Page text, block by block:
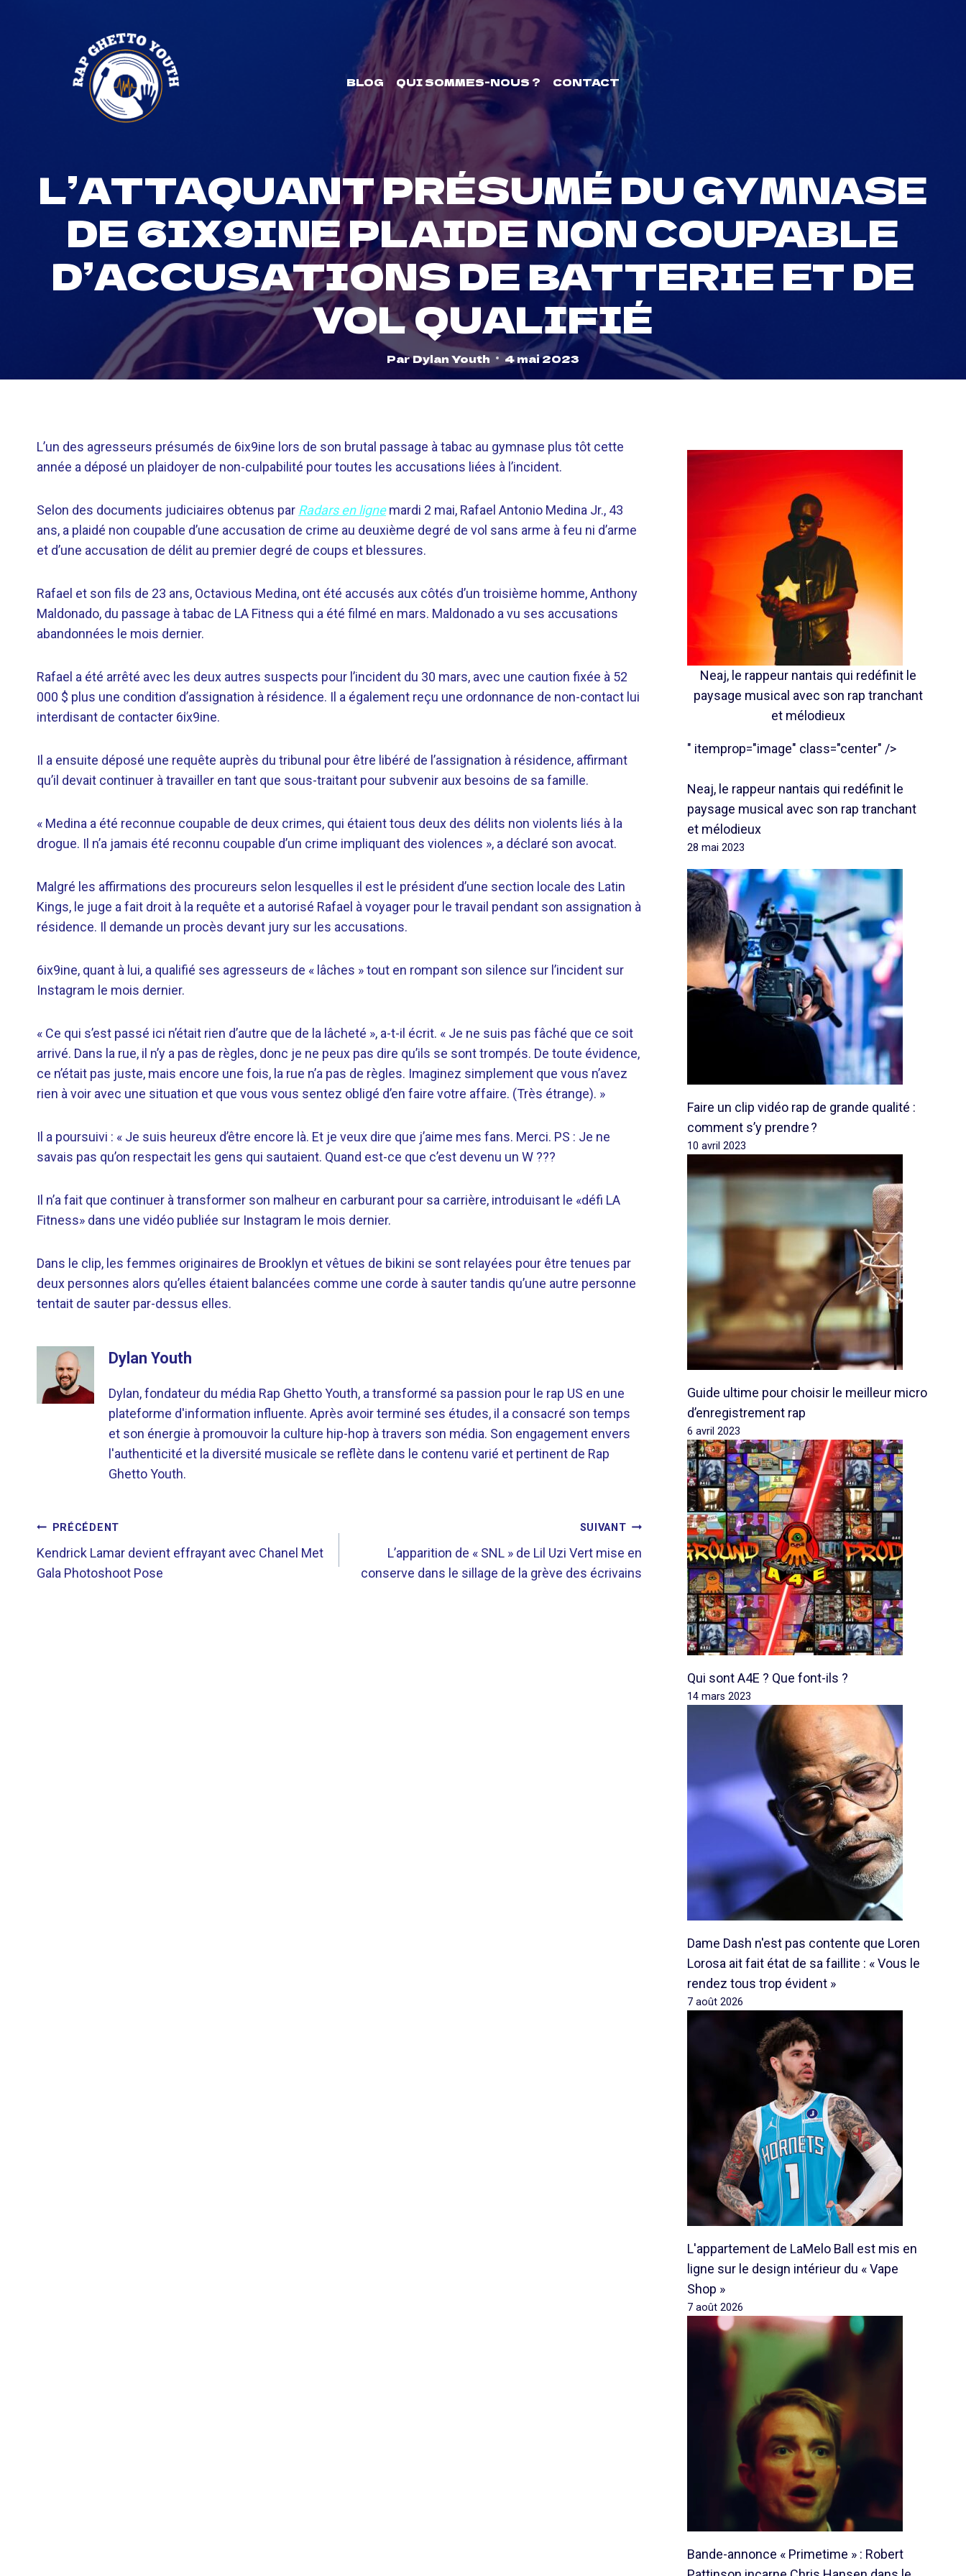
BLOG QUI SOMMES-NOUS ? CONTACT
L’ATTAQUANT PRÉSUMÉ DU GYMNASE
DE 6IX9INE PLAIDE NON COUPABLE
D’ACCUSATIONS DE BATTERIE ET DE
VOL QUALIFIÉ
ParDylan Youth 4 mai 2023
L’un des agresseurs présumés de 6ix9ine lors de son brutal passage à tabac au gymnase plus tôt cette
année a déposé un plaidoyer de non-culpabilité pour toutes les accusations liées à l’incident.
Selon des documents judiciaires obtenus par Radars en lignemardi 2 mai, Rafael Antonio Medina Jr., 43
ans, a plaidé non coupable d’une accusation de crime au deuxième degré de vol sans arme à feu ni d’arme
et d’une accusation de délit au premier degré de coups et blessures.
Rafael et son fils de 23 ans, Octavious Medina, ont été accusés aux côtés d’un troisième homme, Anthony
Maldonado, du passage à tabac de LA Fitness qui a été filmé en mars. Maldonado a vu ses accusations
abandonnées le mois dernier.
Rafael a été arrêté avec les deux autres suspects pour l’incident du 30 mars, avec une caution fixée à 52
000 $ plus une condition d’assignation à résidence. Il a également reçu une ordonnance de non-contact lui
interdisant de contacter 6ix9ine.
Il a ensuite déposé une requête auprès du tribunal pour être libéré de l’assignation à résidence, affirmant
qu’il devait continuer à travailler en tant que sous-traitant pour subvenir aux besoins de sa famille.
« Medina a été reconnue coupable de deux crimes, qui étaient tous deux des délits non violents liés à la
drogue. Il n’a jamais été reconnu coupable d’un crime impliquant des violences », a déclaré son avocat.
Malgré les affirmations des procureurs selon lesquelles il est le président d’une section locale des Latin
Kings, le juge a fait droit à la requête et a autorisé Rafael à voyager pour le travail pendant son assignation à
résidence. Il demande un procès devant jury sur les accusations.
6ix9ine, quant à lui, a qualifié ses agresseurs de « lâches » tout en rompant son silence sur l’incident sur
Instagram le mois dernier.
« Ce qui s’est passé ici n’était rien d’autre que de la lâcheté », a-t-il écrit. « Je ne suis pas fâché que ce soit
arrivé. Dans la rue, il n’y a pas de règles, donc je ne peux pas dire qu’ils se sont trompés. De toute évidence,
ce n’était pas juste, mais encore une fois, la rue n’a pas de règles. Imaginez simplement que vous n’avez
rien à voir avec une situation et que vous vous sentez obligé d’en faire votre affaire. (Très étrange). »
Il a poursuivi : « Je suis heureux d’être encore là. Et je veux dire que j’aime mes fans. Merci. PS : Je ne
savais pas qu’on respectait les gens qui sautaient. Quand est-ce que c’est devenu un W ???
Il n’a fait que continuer à transformer son malheur en carburant pour sa carrière, introduisant le «défi LA
Fitness» dans une vidéo publiée sur Instagram le mois dernier.
Dans le clip, les femmes originaires de Brooklyn et vêtues de bikini se sont relayées pour être tenues par
deux personnes alors qu’elles étaient balancées comme une corde à sauter tandis qu’une autre personne
tentait de sauter par-dessus elles.
Dylan Youth
Dylan, fondateur du média Rap Ghetto Youth, a transformé sa passion pour le rap US en une
plateforme d'information influente. Après avoir terminé ses études, il a consacré son temps
et son énergie à promouvoir la culture hip-hop à travers son média. Son engagement envers
l'authenticité et la diversité musicale se reflète dans le contenu varié et pertinent de Rap
Ghetto Youth.
NAVIGATION
DE
PRÉCÉDENT
Kendrick Lamar devient effrayant avec Chanel Met
Gala Photoshoot Pose
SUIVANT
L’apparition de « SNL » de Lil Uzi Vert mise en
conserve dans le sillage de la grève des écrivains
Neaj, le rappeur nantais qui redéfinit le
paysage musical avec son rap tranchant
et mélodieux
" itemprop="image" class="center" />
Neaj, le rappeur nantais qui redéfinit le
paysage musical avec son rap tranchant
et mélodieux
28 mai 2023
Faire un clip vidéo rap de grande qualité :
comment s’y prendre ?
10 avril 2023
Guide ultime pour choisir le meilleur micro
d’enregistrement rap
6 avril 2023
Qui sont A4E ? Que font-ils ?
14 mars 2023
Dame Dash n'est pas contente que Loren
Lorosa ait fait état de sa faillite : « Vous le
rendez tous trop évident »
7 août 2026
L'appartement de LaMelo Ball est mis en
ligne sur le design intérieur du « Vape
Shop »
7 août 2026
Bande-annonce « Primetime » : Robert